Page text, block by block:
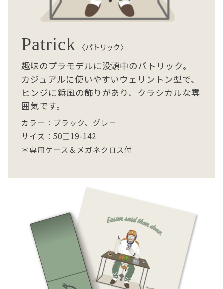
Patrick 〈パトリック〉
趣味のプラモデルに没頭中のパトリック。
カジュアルに使いやすいウェリントン型で、
ヒンジに鋲風の飾りがあり、クラシカルな雰
囲気です。
カラー：ブラック、グレー
サイズ：50□19-142
＊専用ケース＆メガネクロス付